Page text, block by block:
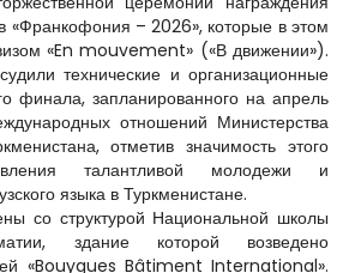
«Франкофония – 2026», которые в этом
«En mouvement» («В движении»).
технические и организационные
финала, запланированного на апрель
отношений Министерства
отметив значимость этого
талантливой молодежи и
языка в Туркменистане.
со структурой Национальной школы
здание которой возведено
«Bouygues Bâtiment International».